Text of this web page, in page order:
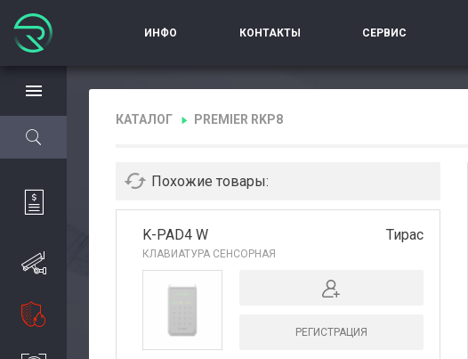
ИНФО КОНТАКТЫ СЕРВИС
КАТАЛОГ PREMIER RKP8
Похожие товары:
K-PAD4 W
КЛАВИАТУРА СЕНСОРНАЯ
Тирас
РЕГИСТРАЦИЯ